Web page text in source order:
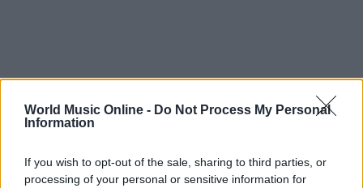
World Music Online - Do Not Process My Personal
Information
If you wish to opt-out of the sale, sharing to third parties, or
processing of your personal or sensitive information for